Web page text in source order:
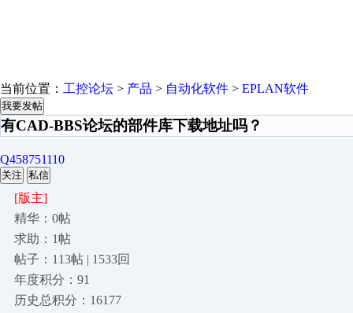
当前位置： 工控论坛 > 产品 > 自动化软件 > EPLAN软件
我要发帖
有CAD-BBS论坛的部件库下载地址吗？
Q458751110
关注 私信
[版主]
精华：0帖
求助：1帖
帖子：113帖 | 1533回
年度积分：91
历史总积分：16177